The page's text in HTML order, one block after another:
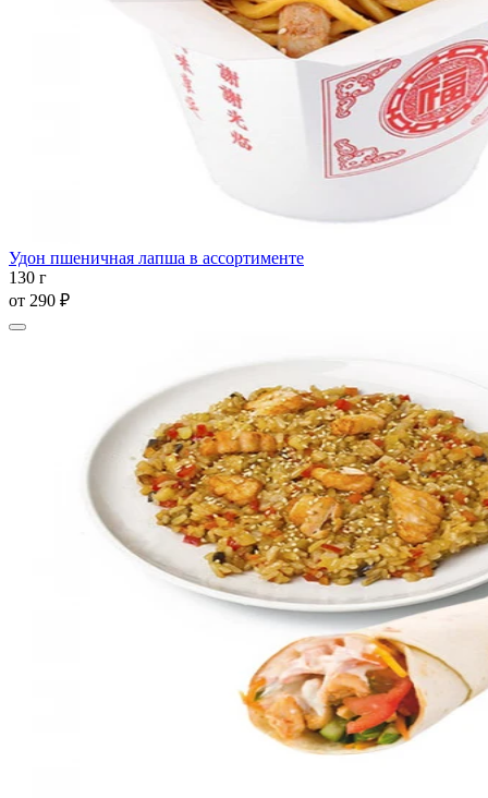
Удон пшеничная лапша в ассортименте
130 г
от 290 ₽